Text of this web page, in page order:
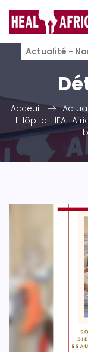
Actualité -
Acceuil
l’Hôpital HEAL